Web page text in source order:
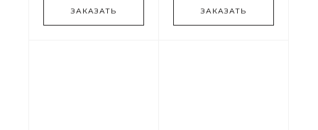
ЗАКАЗАТЬ ЗАКАЗАТЬ